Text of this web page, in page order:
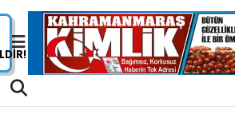
Nöbetçi Eczaneler